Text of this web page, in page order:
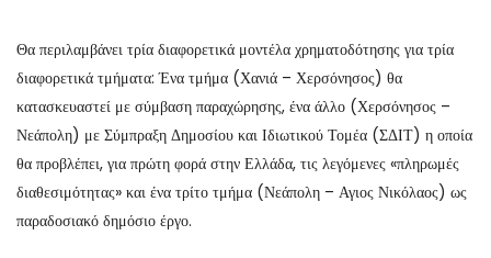
Θα περιλαμβάνει τρία διαφορετικά μοντέλα χρηματοδότησης για τρία
διαφορετικά τμήματα: Ένα τμήμα (Χανιά – Χερσόνησος) θα
κατασκευαστεί με σύμβαση παραχώρησης, ένα άλλο (Χερσόνησος –
Νεάπολη) με Σύμπραξη Δημοσίου και Ιδιωτικού Τομέα (ΣΔΙΤ) η οποία
θα προβλέπει, για πρώτη φορά στην Ελλάδα, τις λεγόμενες «πληρωμές
διαθεσιμότητας» και ένα τρίτο τμήμα (Νεάπολη – Αγιος Νικόλαος) ως
παραδοσιακό δημόσιο έργο.